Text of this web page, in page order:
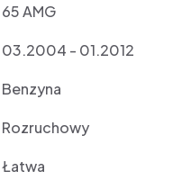
65 AMG
03.2004 - 01.2012
Benzyna
Rozruchowy
Łatwa